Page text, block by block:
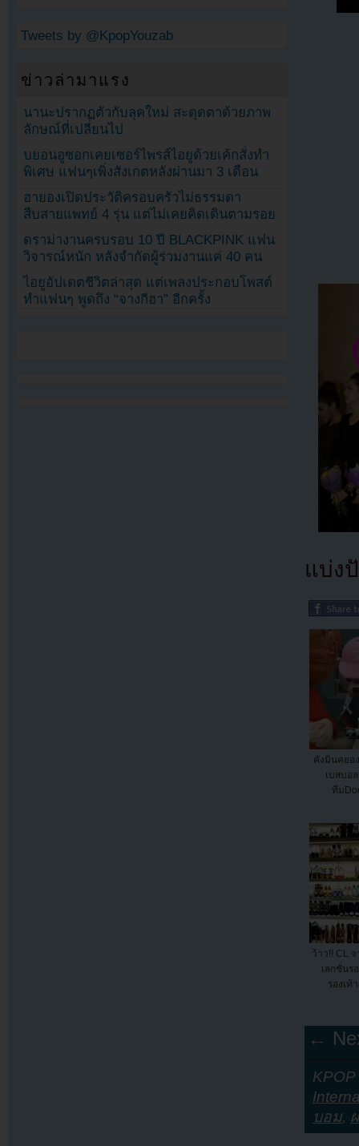
แบ่ง
คังมินคยอ
เบสบอ
ทีม
ว้าว!! CL
เลกชั่นร
รองเท้
←
บอม,
Tweets by @KpopYouzab
ข่าวล่ามาแรง
นานะปรากฏตัวกับลุคใหม่ สะดุดตาด้วยภาพ
ลักษณ์ที่เปลี่ยนไป
บยอนอูซอกเคยเซอร์ไพรส์ไอยูด้วยเค้กสั่งทำ
พิเศษ แฟนๆเพิ่งสังเกตหลังผ่านมา 3 เดือน
ฮายองเปิดประวัติครอบครัวไม่ธรรมดา
สืบสายแพทย์ 4 รุ่น แต่ไม่เคยคิดเดินตามรอย
ดราม่างานครบรอบ 10 ปี BLACKPINK แฟน
วิจารณ์หนัก หลังจำกัดผู้ร่วมงานแค่ 40 คน
ไอยูอัปเดตชีวิตล่าสุด แต่เพลงประกอบโพสต์
ทำแฟนๆ พูดถึง “จางกีฮา” อีกครั้ง